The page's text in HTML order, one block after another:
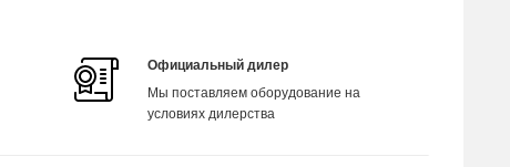
Официальный дилер
Мы поставляем оборудование на
условиях дилерства